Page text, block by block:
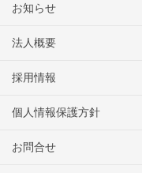
お知らせ
法人概要
採用情報
個人情報保護方針
お問合せ